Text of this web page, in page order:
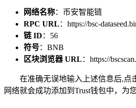
网络名称：币安智能链
RPC URL ：https://bsc-
链 ID ：56
符号：BNB
区块浏览器 URL ：https://
在准确无误地输入上述信息后,点
网络就会成功添加到Trust钱包中，为